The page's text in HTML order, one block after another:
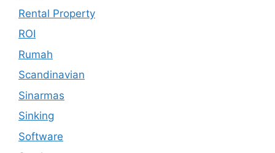
Rental Property
ROI
Rumah
Scandinavian
Sinarmas
Sinking
Software